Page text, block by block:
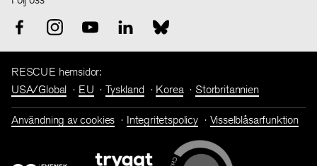
RESCUE hemsidor:
USA/Global
EU Tyskland Korea Storbritannien
Användning av cookies Integritetspolicy Visselblåsarfunktion